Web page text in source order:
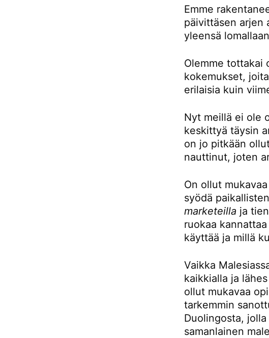
Emme
päivittäsen arjen
yleensä
Olemme tottakai
kokemukset,
erilaisia kuin
Nyt meillä ei ole
keskittyä täysin
on jo pitkään
nauttinut, joten
On ollut
syödä
marketeilla ja
ruokaa
käyttää ja millä
Vaikka
kaikkialla ja
ollut mukavaa
tarkemmin
Duolingosta,
samanlainen